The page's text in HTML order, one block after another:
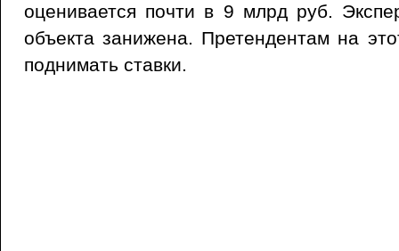
оценивается почти в 9 млрд руб.
объекта занижена. Претендентам на
поднимать ставки.